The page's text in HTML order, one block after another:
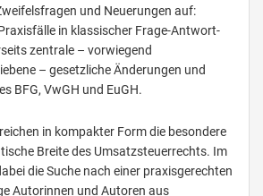
und Neuerungen auf:
in klassischer Frage-Antwort-
zentrale – vorwiegend
– gesetzliche Änderungen und
BFG, VwGH und EuGH.
in kompakter Form die besondere
Breite des Umsatzsteuerrechts. Im
die Suche nach einer praxisgerechten
Autorinnen und Autoren aus